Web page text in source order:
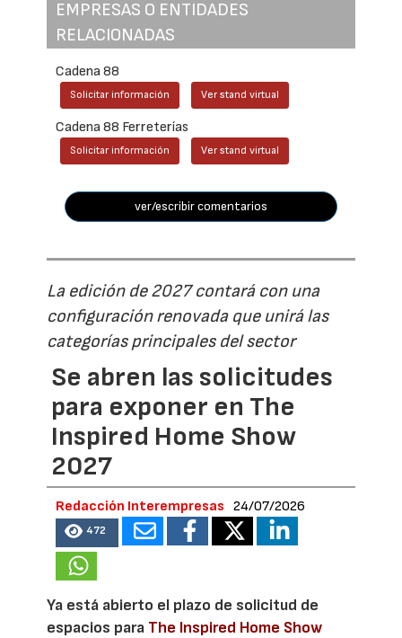
EMPRESAS O ENTIDADES
RELACIONADAS
Cadena 88
Solicitar información Ver stand virtual
Cadena 88 Ferreterías
Solicitar información Ver stand virtual
ver/escribir comentarios
La edición de 2027 contará con una
configuración renovada que unirá las
categorías principales del sector
Se abren las solicitudes
para exponer en The
Inspired Home Show
2027
Redacción Interempresas 24/07/2026
472
Ya está abierto el plazo de solicitud de
espacios para The Inspired Home Show